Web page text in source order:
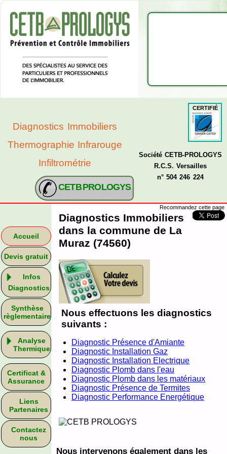
Diagnostics Immobiliers
Thermographie Infrarouge
Infiltrométrie
CERTIFIÉ
Société CETB-PROLOGYS
R.C.S. Versailles
n° 504 246 224
CETB PROLOGYS
Accueil
Devis gratuit
Infos
Diagnostics
Synthèse
règlementaire
Analyse
Thermique
Certificat &
Assurance
Liens
Partenaires
Contactez
nous
Recommandez cette page
Diagnostics Immobiliers
dans la commune de La
Muraz (74560)
Nous effectuons les diagnostics
suivants :
Diagnostic Présence d'Amiante
Diagnostic Installation Gaz
Diagnostic Installation Electrique
Diagnostic Plomb dans l'eau
Diagnostic Plomb dans les matériaux
Diagnostic Présence de Termites
Diagnostic Performance Energétique
Nous intervenons également dans les